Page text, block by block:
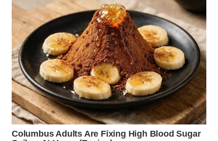
KALTENG
WN
KALTARA
WN
KALSEL
WN
KALTIM